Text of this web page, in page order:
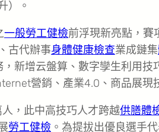
）。
一般勞工健檢前浮現新亮點，賽
古代辦事身體健康檢查業成鏈集
新增云盤算、數字孿生利用技
營銷、產業4.0、商品展現
，此中高技巧人才跨越供膳體
勞工健檢 。為提拔出優良選手